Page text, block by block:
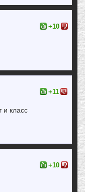
+10
и класс
+11
+10